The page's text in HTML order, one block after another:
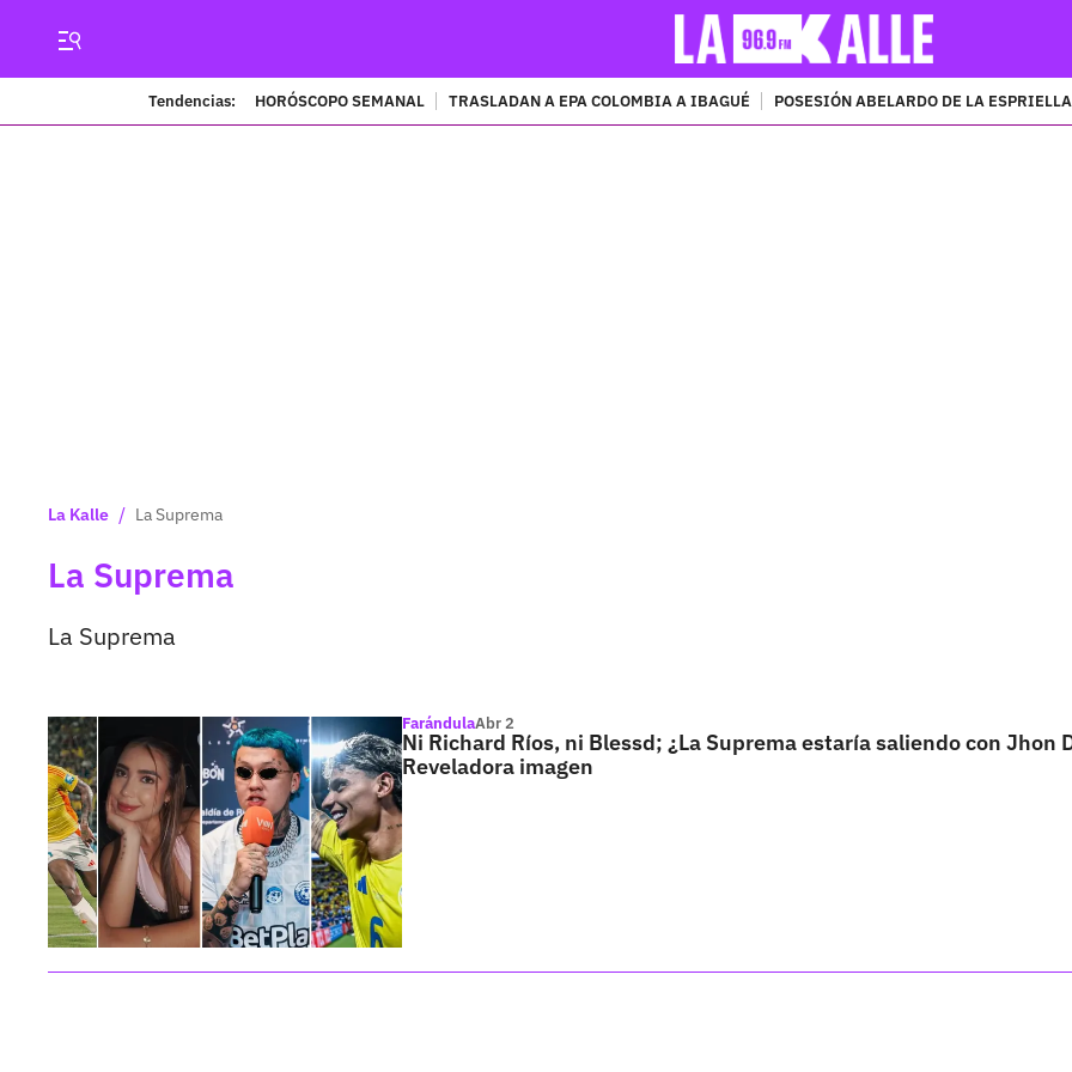
Tendencias: HORÓSCOPO SEMANAL TRASLADAN A EPA COLOMBIA A IBAGUÉ POSESIÓN ABELARDO DE LA ESPRIELLA
La Kalle / La Suprema
La Suprema
La Suprema
FarándulaAbr 2
Ni Richard Ríos, ni Blessd; ¿La Suprema estaría saliendo con Jhon
Reveladora imagen